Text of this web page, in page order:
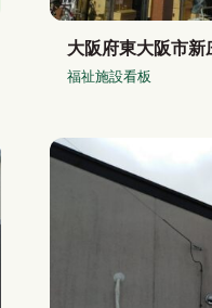
大阪府東大阪市
福祉施設看板